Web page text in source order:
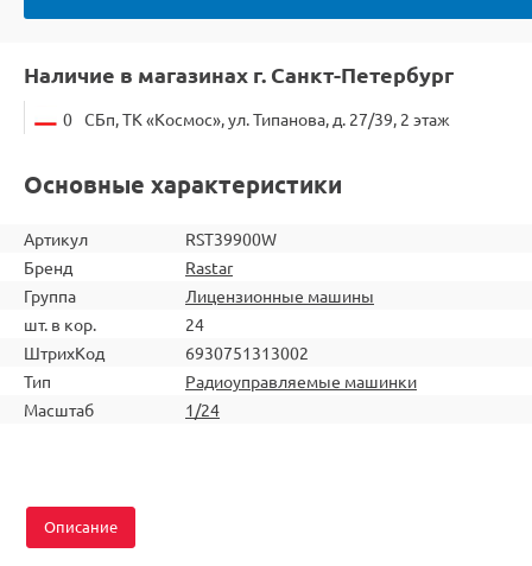
Наличие в магазинах г. Санкт-Петербург
0 СБп, ТК «Космос», ул. Типанова, д. 27/39, 2 этаж
Основные характеристики
Артикул
RST39900W
Бренд
Rastar
Группа
Лицензионные машины
шт. в кор.
24
ШтрихКод
6930751313002
Тип
Радиоуправляемые машинки
Масштаб
1/24
Описание